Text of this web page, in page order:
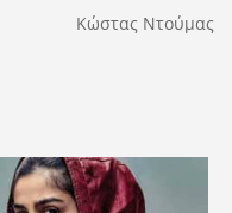
Κώστας Ντούμας